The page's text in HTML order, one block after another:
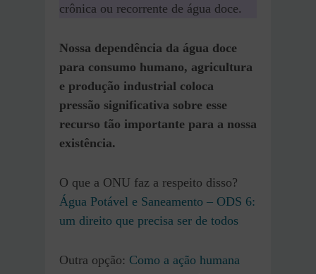
crônica ou recorrente de água doce.
Nossa dependência da água doce
para consumo humano, agricultura
e produção industrial coloca
pressão significativa sobre esse
recurso tão importante para a nossa
existência.
O que a ONU faz a respeito disso?
Água Potável e Saneamento – ODS 6:
um direito que precisa ser de todos
Outra opção: Como a ação humana